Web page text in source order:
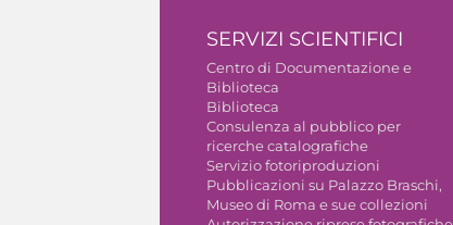
SERVIZI SCIENTIFICI
Centro di Documentazione e
Biblioteca
Biblioteca
Consulenza al pubblico per
ricerche catalografiche
Servizio fotoriproduzioni
Pubblicazioni su Palazzo Braschi,
Museo di Roma e sue collezioni